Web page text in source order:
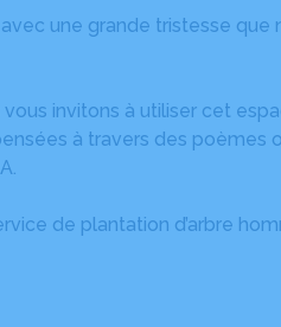
avec une grande tristesse
vous invitons à utiliser cet
à travers des poèmes
de plantation d’arbre